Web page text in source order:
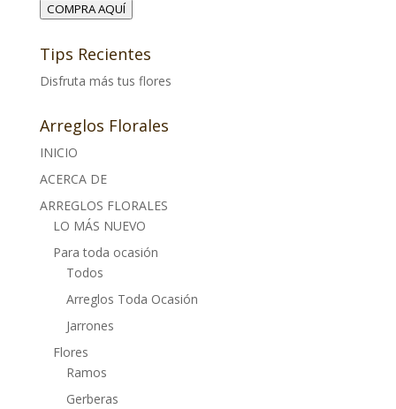
COMPRA AQUÍ
Tips Recientes
Disfruta más tus flores
Arreglos Florales
INICIO
ACERCA DE
ARREGLOS FLORALES
LO MÁS NUEVO
Para toda ocasión
Todos
Arreglos Toda Ocasión
Jarrones
Flores
Ramos
Gerberas